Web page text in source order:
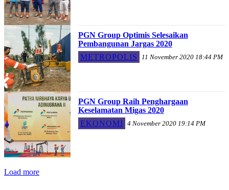
PGN Group Optimis Selesaikan
Pembangunan Jargas 2020
METROPOLIS
11 November 2020 18:44 PM
PGN Group Raih Penghargaan
Keselamatan Migas 2020
EKONOMI 4 November 2020 19:14 PM
Load more